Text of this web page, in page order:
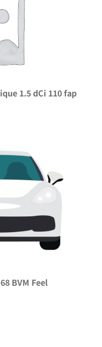
1.5 dCi 110 fap
BVM Feel